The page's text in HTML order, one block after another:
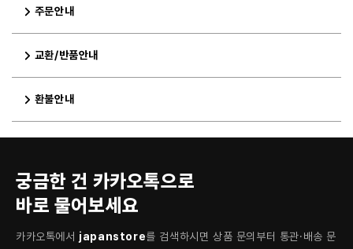
주문안내
교환/반품안내
환불안내
궁금한 건 카카오톡으로
바로 물어보세요
카카오톡에서 japanstore를 검색하시면 상품 문의부터 통관·배송 문